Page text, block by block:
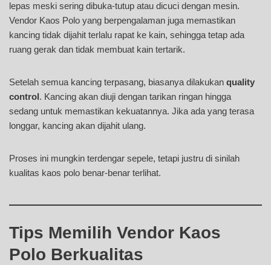
lepas meski sering dibuka-tutup atau dicuci dengan mesin.
Vendor Kaos Polo yang berpengalaman juga memastikan
kancing tidak dijahit terlalu rapat ke kain, sehingga tetap ada
ruang gerak dan tidak membuat kain tertarik.
Setelah semua kancing terpasang, biasanya dilakukan quality
control. Kancing akan diuji dengan tarikan ringan hingga
sedang untuk memastikan kekuatannya. Jika ada yang terasa
longgar, kancing akan dijahit ulang.
Proses ini mungkin terdengar sepele, tetapi justru di sinilah
kualitas kaos polo benar-benar terlihat.
Tips Memilih Vendor Kaos
Polo Berkualitas